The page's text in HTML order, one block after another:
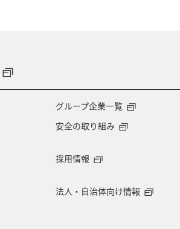
グループ企業一覧
安全の取り組み
採用情報
法人・自治体向け情報